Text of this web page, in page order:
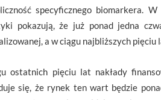
specyficznego biomarkera.
pokazują, że już ponad jedna
a w ciągu najbliższych pięciu
ostatnich pięciu lat nakłady
się, że rynek ten wart będzie